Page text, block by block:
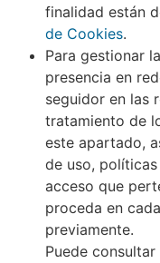
finalidad están
de Cookies.
Para gestionar
presencia en
seguidor en las
tratamiento de
este apartado,
de uso,
acceso que
proceda en
previamente.
Puede